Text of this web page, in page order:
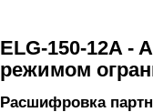
ELG-150-12A -
режимом
Расшифровка